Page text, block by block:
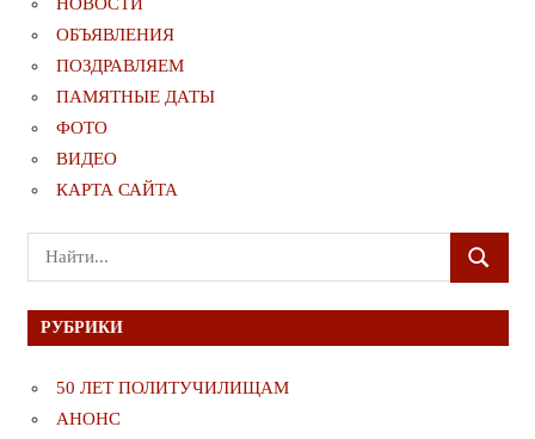
ОБЪЯВЛЕНИЯ
ПОЗДРАВЛЯЕМ
ПАМЯТНЫЕ ДАТЫ
ФОТО
ВИДЕО
КАРТА САЙТА
Поиск
для:
ПОИСК
РУБРИКИ
50 ЛЕТ ПОЛИТУЧИЛИЩАМ
АНОНС